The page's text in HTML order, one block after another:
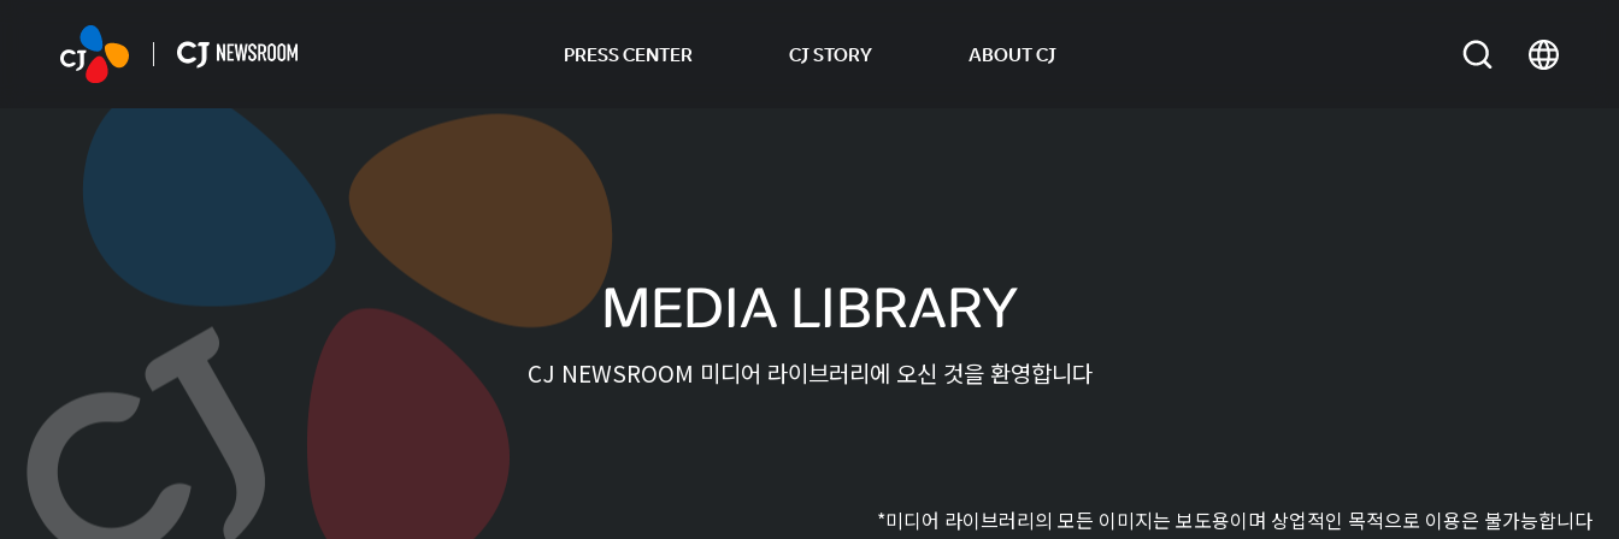
PRESS CENTER CJ STORY ABOUT CJ
MEDIA LIBRARY
CJ NEWSROOM 미디어 라이브러리에 오신 것을 환영합니다
*미디어 라이브러리의 모든 이미지는 보도용이며 상업적인 목적으로 이용은 불가능합니다